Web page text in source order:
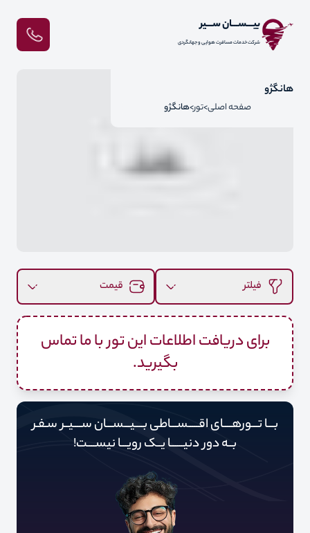
بیـــســـان ســـیر
شرکت خدمات مسافرت هوایی و جهانگردی
هانگژو
صفحه اصلی تور هانگژو
فیلتر قیمت
برای دریافت اطلاعات این تور با ما تماس
بگیرید.
بـــا تـــورهــــای اقـــــســـاطی بــــیـــســـان ســــیــر سـفـر
بــه دور‌‌‌‌ دنیـــــ‌‌ـا یــک رویـــا نیســــت!